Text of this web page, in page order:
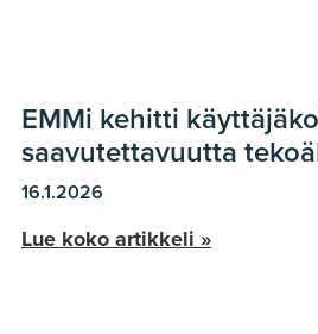
EMMi kehitti
saavutettavuutta
16.1.2026
Lue koko artikkeli »